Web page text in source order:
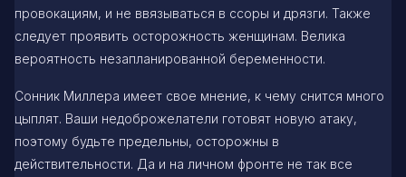
провокациям, и не ввязываться в ссоры и дрязги. Также
следует проявить осторожность женщинам. Велика
вероятность незапланированной беременности.
Сонник Миллера имеет свое мнение, к чему снится много
цыплят. Ваши недоброжелатели готовят новую атаку,
поэтому будьте предельны, осторожны в
действительности. Да и на личном фронте не так все